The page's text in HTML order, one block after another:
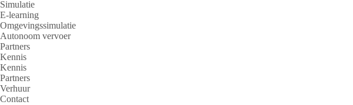
Simulatie
E-learning
Omgevingssimulatie
Autonoom vervoer
Partners
Kennis
Kennis
Partners
Verhuur
Contact